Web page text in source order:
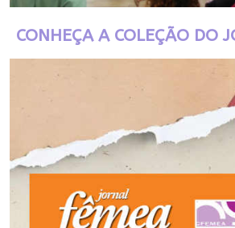
CONHEÇA A COLEÇÃO DO